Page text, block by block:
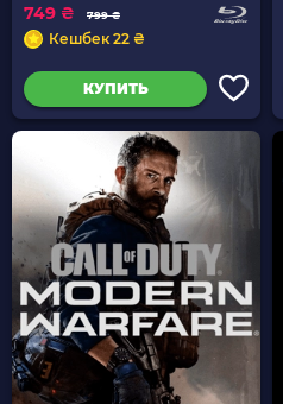
799 ₴
749 ₴
Кешбек 22 ₴
КУПИТЬ